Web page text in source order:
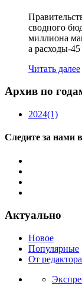
сводного
миллиона
а расходы-
Читать далее
Архив по
2024(1)
Следите за нами
Актуально
Новое
Популярные
От редактора